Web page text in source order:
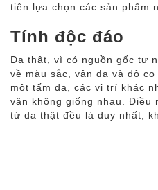
tiên lựa chọn các sản phẩm
Tính độc đáo
Da thật, vì có nguồn gốc tự
về màu sắc, vân da và độ
một tấm da, các vị trí khác
vân không giống nhau. Điều
từ da thật đều là duy nhất,